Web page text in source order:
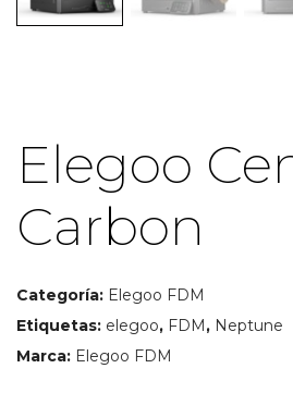
Elegoo
Carbon
Categoría: Elegoo FDM
Etiquetas: elegoo, FDM, Neptune
Marca: Elegoo FDM